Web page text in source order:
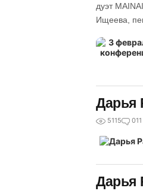
дуэт
Ищеева,
Дарья
5115 0
Дарья